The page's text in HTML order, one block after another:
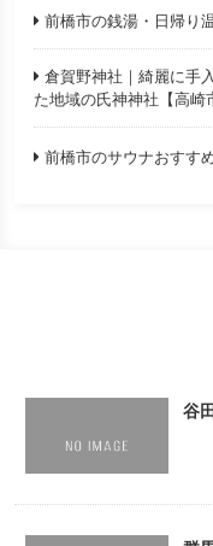
前橋市の銭湯・日帰り
倉賀野神社｜綺麗に手
た地域の氏神神社【高崎
前橋市のサウナおすす
谷